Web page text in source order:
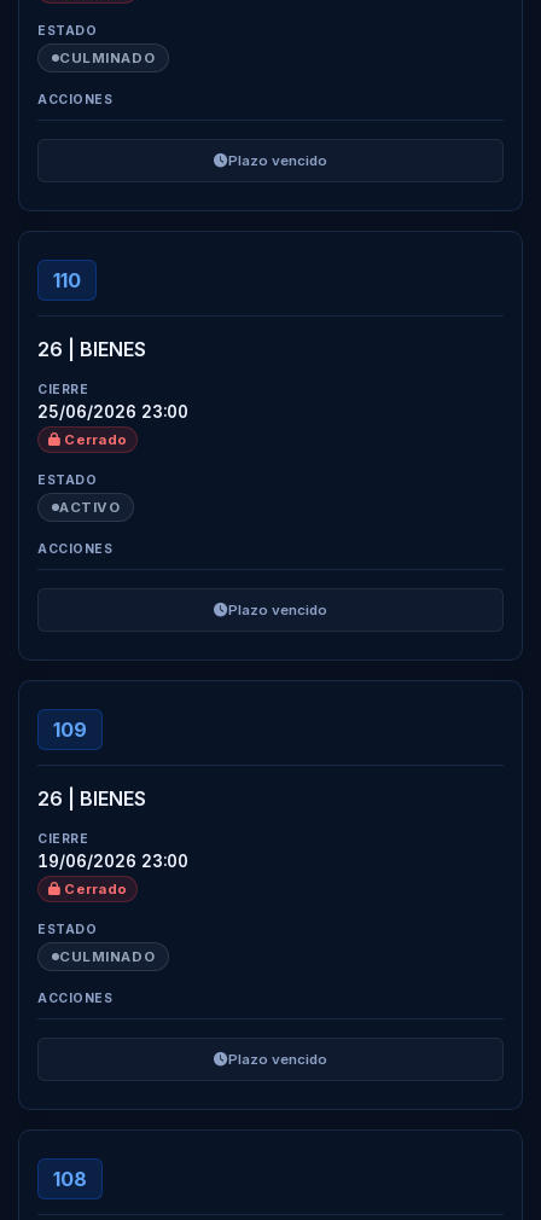
CULMINADO
Plazo vencido
110
26 | BIENES
25/06/2026 23:00
Cerrado
ACTIVO
Plazo vencido
109
26 | BIENES
19/06/2026 23:00
Cerrado
CULMINADO
Plazo vencido
108